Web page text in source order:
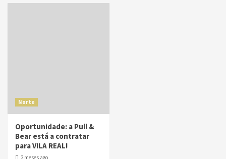
Norte
Oportunidade: a Pull &
Bear está a contratar
para VILA REAL!
2 meses ago